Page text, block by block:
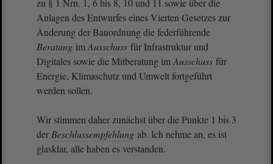
zu § 1 Nrn. 1, 6 bis 8, 10 und 11 sowie über die
Anlagen des Entwurfes eines Vierten Gesetzes zur
Änderung der Bauordnung die federführende
Beratung imAusschuss für Infrastruktur und
Digitales sowie die Mitberatung imAusschuss für
Energie, Klimaschutz und Umwelt fortgeführt
werden sollen.
Wir stimmen daher zunächst über die Punkte 1 bis 3
der Beschlussempfehlung ab. Ich nehme an, es ist
glasklar, alle haben es verstanden.